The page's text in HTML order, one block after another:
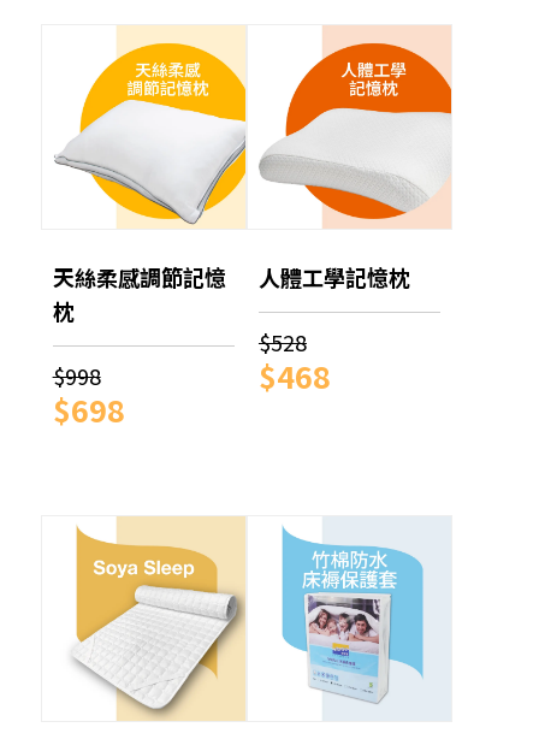
天絲柔感調節記憶
枕
$998
$698
人體工學記憶枕
$528
$468